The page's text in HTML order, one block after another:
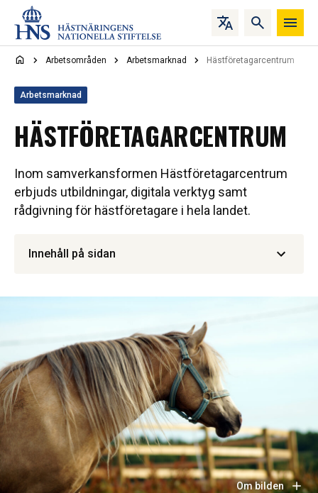
Hoppa till innehåll
Arbetsområden Arbetsmarknad Hästföretagarcentrum
Arbetsmarknad
HÄSTFÖRETAGARCENTRUM
Inom samverkansformen Hästföretagarcentrum
erbjuds utbildningar, digitala verktyg samt
rådgivning för hästföretagare i hela landet.
Innehåll på sidan
Om bilden